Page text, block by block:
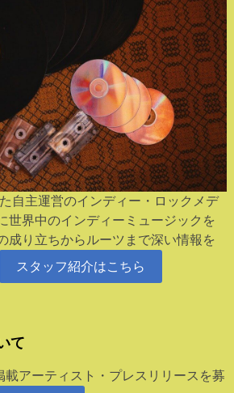
自主運営のインディー・ロックメデ
世界中のインディーミュージックを
成り立ちからルーツまで深い情報を
スタッフ紹介はこちら
て
載アーティスト・プレスリリースを募